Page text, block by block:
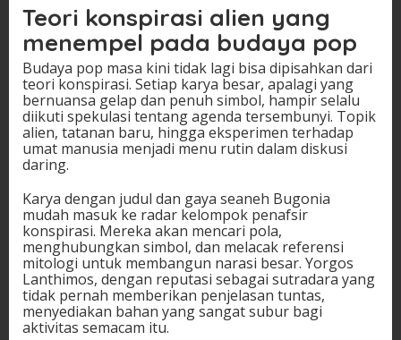
Teori konspirasi alien yang
menempel pada budaya pop
Budaya pop masa kini tidak lagi bisa dipisahkan dari
teori konspirasi. Setiap karya besar, apalagi yang
bernuansa gelap dan penuh simbol, hampir selalu
diikuti spekulasi tentang agenda tersembunyi. Topik
alien, tatanan baru, hingga eksperimen terhadap
umat manusia menjadi menu rutin dalam diskusi
daring.
Karya dengan judul dan gaya seaneh Bugonia
mudah masuk ke radar kelompok penafsir
konspirasi. Mereka akan mencari pola,
menghubungkan simbol, dan melacak referensi
mitologi untuk membangun narasi besar. Yorgos
Lanthimos, dengan reputasi sebagai sutradara yang
tidak pernah memberikan penjelasan tuntas,
menyediakan bahan yang sangat subur bagi
aktivitas semacam itu.